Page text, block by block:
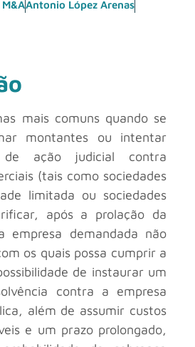
Antonio López Arenas
mais comuns quando se
montantes ou intentar
ação judicial contra
(tais como sociedades
limitada ou sociedades
após a prolação da
empresa demandada não
os quais possa cumprir a
de instaurar um
contra a empresa
além de assumir custos
e um prazo prolongado,